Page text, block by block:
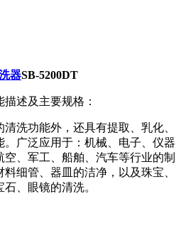
器SB-5200DT
述及主要规格：
洗功能外，还具有提取、乳化、
广泛应用于：机械、电子、仪器
、军工、船舶、汽车等行业的制
细管、器皿的洁净，以及珠宝、
、眼镜的清洗。